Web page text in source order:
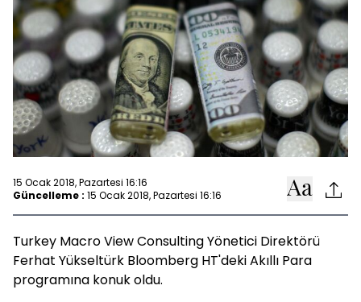
15 Ocak 2018, Pazartesi 16:16
Güncelleme : 15 Ocak 2018, Pazartesi 16:16
Turkey Macro View Consulting Yönetici Direktörü
Ferhat Yükseltürk Bloomberg HT'deki Akıllı Para
programına konuk oldu.